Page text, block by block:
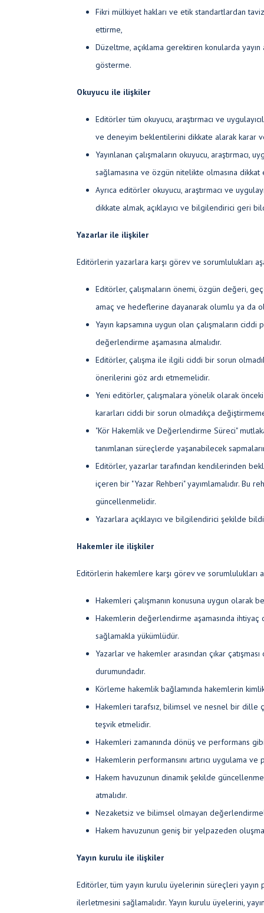
Fikri mülkiyet hakları ve etik standartlardan
ettirme,
Düzeltme, açıklama gerektiren konularda yayın
gösterme.
Okuyucu ile ilişkiler
Editörler tüm okuyucu, araştırmacı ve
ve deneyim beklentilerini dikkate alarak karar
Yayınlanan çalışmaların okuyucu, araştırmacı,
sağlamasına ve özgün nitelikte olmasına
Ayrıca editörler okuyucu, araştırmacı ve
dikkate almak, açıklayıcı ve bilgilendirici geri
Yazarlar ile ilişkiler
Editörlerin yazarlara karşı görev ve sorumlulukları
Editörler, çalışmaların önemi, özgün değeri,
amaç ve hedeflerine dayanarak olumlu ya da
Yayın kapsamına uygun olan çalışmaların
değerlendirme aşamasına almalıdır.
Editörler, çalışma ile ilgili ciddi bir sorun
önerilerini göz ardı etmemelidir.
Yeni editörler, çalışmalara yönelik olarak
kararları ciddi bir sorun olmadıkça
"Kör Hakemlik ve Değerlendirme Süreci"
tanımlanan süreçlerde yaşanabilecek
Editörler, yazarlar tarafından kendilerinden
içeren bir "Yazar Rehberi" yayımlamalıdır. Bu
güncellenmelidir.
Yazarlara açıklayıcı ve bilgilendirici şekilde
Hakemler ile ilişkiler
Editörlerin hakemlere karşı görev ve sorumlulukları
Hakemleri çalışmanın konusuna uygun olarak
Hakemlerin değerlendirme aşamasında
sağlamakla yükümlüdür.
Yazarlar ve hakemler arasından çıkar
durumundadır.
Körleme hakemlik bağlamında hakemlerin
Hakemleri tarafsız, bilimsel ve nesnel bir dille
teşvik etmelidir.
Hakemleri zamanında dönüş ve performans
Hakemlerin performansını artırıcı uygulama
Hakem havuzunun dinamik şekilde
atmalıdır.
Nezaketsiz ve bilimsel olmayan
Hakem havuzunun geniş bir yelpazeden
Yayın kurulu ile ilişkiler
Editörler, tüm yayın kurulu üyelerinin süreçleri
ilerletmesini sağlamalıdır. Yayın kurulu üyelerini,